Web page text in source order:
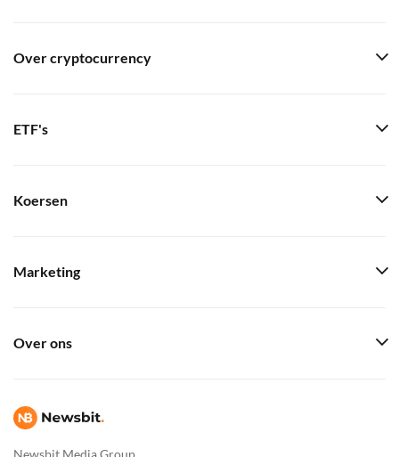
Newsbit Media Group
Over cryptocurrency
ETF's
Koersen
Marketing
Over ons